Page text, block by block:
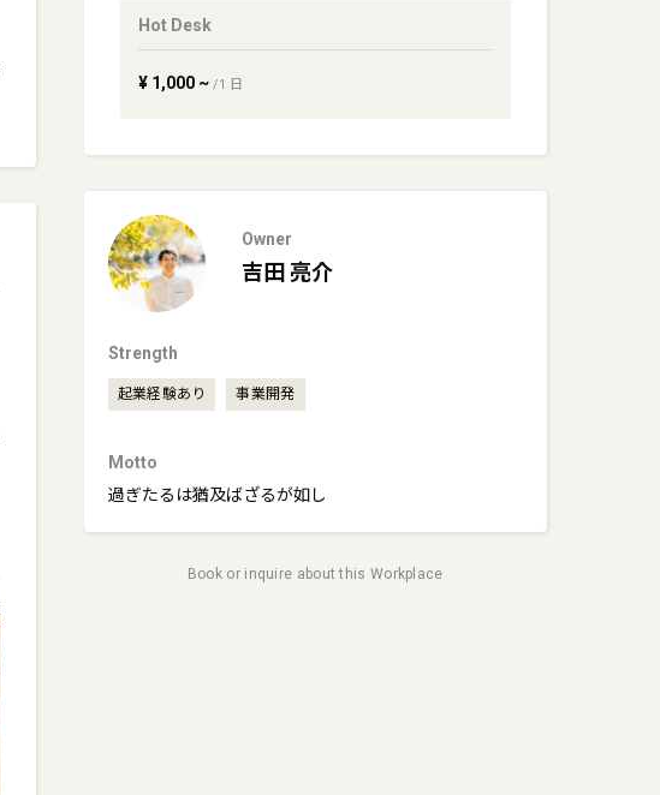
Hot Desk
¥ 1,000~ /1 日
Owner
吉田 亮介
Strength
起業経験あり 事業開発
Motto
過ぎたるは猶及ばざるが如し
Book or inquire about this Workplace